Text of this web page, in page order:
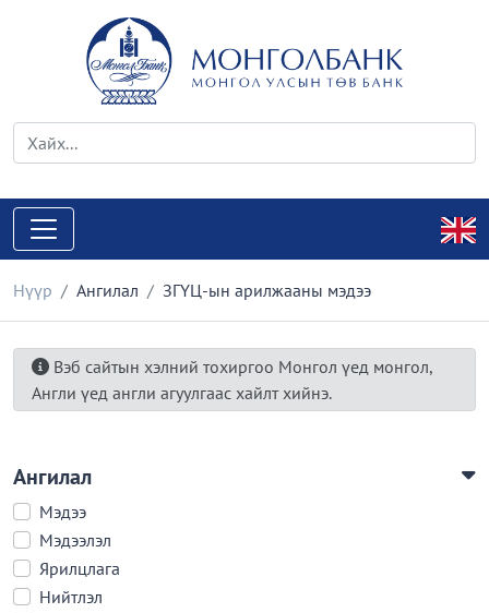
Нүүр Ангилал ЗГҮЦ-ын арилжааны мэдээ
Вэб сайтын хэлний тохиргоо Монгол үед монгол,
Англи үед англи агуулгаас хайлт хийнэ.
Ангилал
Мэдээ
Мэдээлэл
Ярилцлага
Нийтлэл